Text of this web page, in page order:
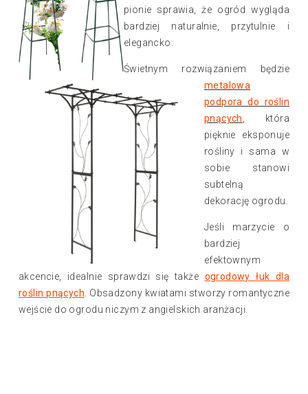
pionie sprawia, że ogród wygląda
bardziej naturalnie, przytulnie i
elegancko.
Świetnym rozwiązaniem będzie
metalowa
podpora do roślin
pnących
, która
pięknie eksponuje
rośliny i sama w
sobie stanowi
subtelną
dekorację ogrodu.
Jeśli marzycie o
bardziej
efektownym
akcencie, idealnie sprawdzi się także ogrodowy łuk dla
roślin pnących . Obsadzony kwiatami stworzy romantyczne
wejście do ogrodu niczym z angielskich aranżacji.